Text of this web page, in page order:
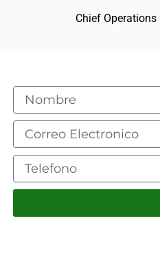
Chief Operations